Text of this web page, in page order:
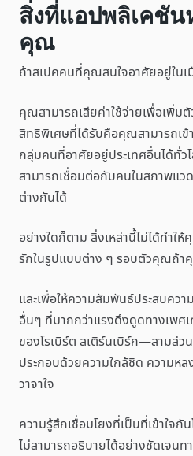
สิ่งที่แอปพลิเคชัน
คุณ
ถ้าสเปคคนที่คุณสนใจอาศัยอยู่ในเ
คุณสามารถเสียค่าใช้จ่ายเพื่อเพิ่มตั
สิทธิพิเศษที่ได้รับคือคุณสามารถเข้
กลุ่มคนที่อาศัยอยู่ประเทศอื่นได้ทั่ว
สามารถเชื่อมต่อกับคนในสภาพแ
ต่างกันได้
อย่างใดก็ตาม สิ่งเหล่านี้ไม่ได้ทำ
รักในรูปแบบต่าง ๆ รอบตัวคุณถ้า
และเพื่อให้ความสัมพันธ์ประสบควา
อื่นๆ ที่มากกว่าแรงดึงดูดทางเพศ
ของโรเบิร์ต สเติร์นเบิร์ก—สามส่ว
ประกอบด้วยความใกล้ชิด ความห
วาจาใจ
ความรู้สึกเชื่อมโยงที่เป็นที่เข้าใจ
ไม่สามารถอธิบายได้อย่างชัดเจน